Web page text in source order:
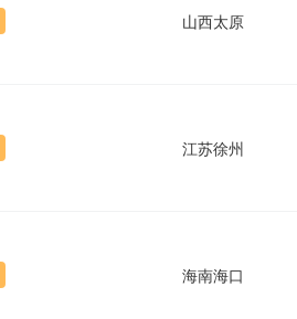
山西太原
江苏徐州
海南海口